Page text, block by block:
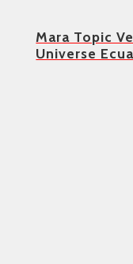
Mara Topic
Universe